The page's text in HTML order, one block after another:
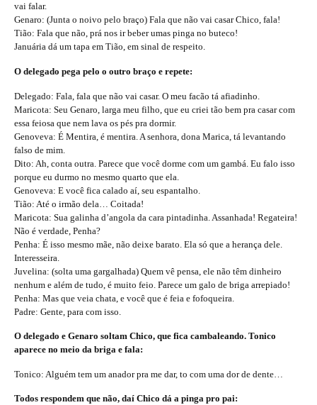
vai falar.
Genaro: (Junta o noivo pelo braço) Fala que não vai casar Chico, fala!
Tião: Fala que não, prá nos ir beber umas pinga no buteco!
Januária dá um tapa em Tião, em sinal de respeito.
O delegado pega pelo o outro braço e repete:
Delegado: Fala, fala que não vai casar. O meu facão tá afiadinho.
Maricota: Seu Genaro, larga meu filho, que eu criei tão bem pra casar com
essa feiosa que nem lava os pés pra dormir.
Genoveva: É Mentira, é mentira. A senhora, dona Marica, tá levantando
falso de mim.
Dito: Ah, conta outra. Parece que você dorme com um gambá. Eu falo isso
porque eu durmo no mesmo quarto que ela.
Genoveva: E você fica calado aí, seu espantalho.
Tião: Até o irmão dela… Coitada!
Maricota: Sua galinha d’angola da cara pintadinha. Assanhada! Regateira!
Não é verdade, Penha?
Penha: É isso mesmo mãe, não deixe barato. Ela só que a herança dele.
Interesseira.
Juvelina: (solta uma gargalhada) Quem vê pensa, ele não têm dinheiro
nenhum e além de tudo, é muito feio. Parece um galo de briga arrepiado!
Penha: Mas que veia chata, e você que é feia e fofoqueira.
Padre: Gente, para com isso.
O delegado e Genaro soltam Chico, que fica cambaleando. Tonico
aparece no meio da briga e fala:
Tonico: Alguém tem um anador pra me dar, to com uma dor de dente…
Todos respondem que não, daí Chico dá a pinga pro pai: